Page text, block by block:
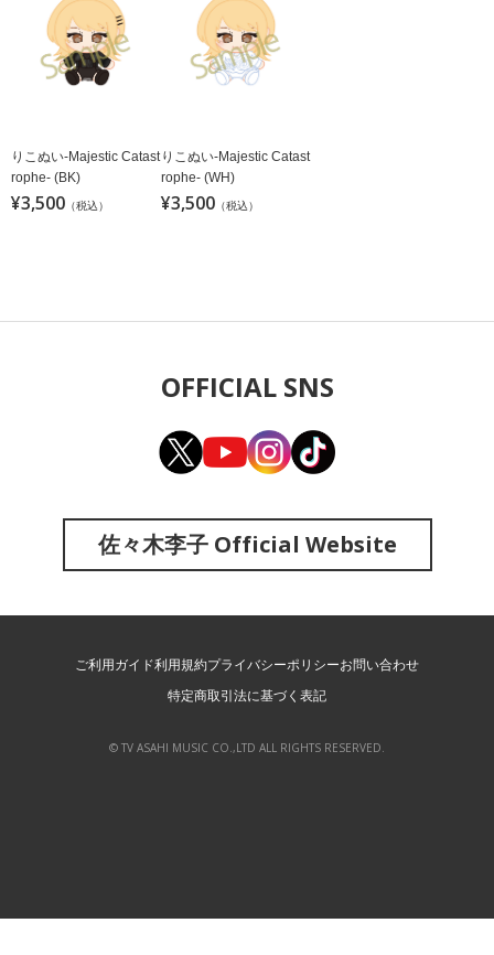
りこぬい-Majestic Catast
rophe- (BK)
¥3,500 （税込）
りこぬい-Majestic Catast
rophe- (WH)
¥3,500 （税込）
OFFICIAL SNS
佐々木李子 Official Website
ご利用ガイド利用規約プライバシーポリシーお問い合わせ
特定商取引法に基づく表記
© TV ASAHI MUSIC CO.,LTD ALL RIGHTS RESERVED.